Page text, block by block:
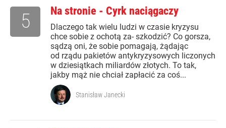
Na stronie - Cyrk naciągaczy
Dlaczego tak wielu ludzi w czasie kryzysu
chce sobie z ochotą za- szkodzić? Co gorsza,
sądzą oni, że sobie pomagają, żądając
od rządu pakietów antykryzysowych liczonych
w dziesiątkach miliardów złotych. To tak,
jakby mąż nie chciał zapłacić za coś...
5
Stanisław Janecki